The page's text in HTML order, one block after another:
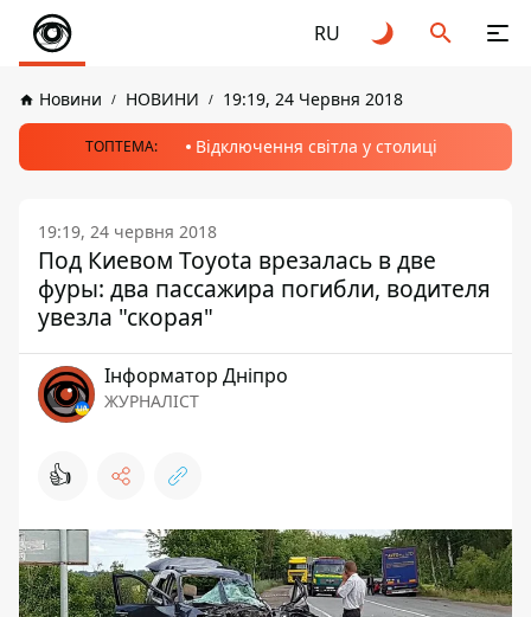
RU
Новини НОВИНИ 19:19, 24 Червня 2018
ТОПТЕМА: Відключення світла у столиці
19:19, 24 червня 2018
Под Киевом Toyota врезалась в две
фуры: два пассажира погибли, водителя
увезла "скорая"
Інформатор Дніпро
ЖУРНАЛІСТ
👍